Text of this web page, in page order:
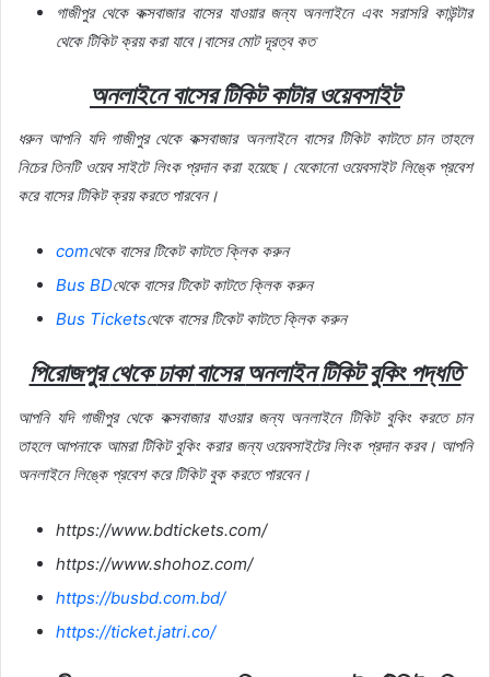
গাজীপুর থেকে কক্সবাজার বাসের যাওয়ার জন্য অনলাইনে এবং সরাসরি কাউন্টার
থেকে টিকিট ক্রয় করা যাবে।বাসের মোট দূরত্ব কত
অনলাইনেবাসেরটিকিটকাটারওয়েবসাইট
ধরুন আপনি যদি গাজীপুর থেকে কক্সবাজার অনলাইনে বাসের টিকিট কাটতে চান তাহলে
নিচেরতিনটি ওয়েবসাইটে লিংক প্রদানকরা হয়েছে। যেকোনো ওয়েবসাইট লিঙ্কে প্রবেশ
করেবাসেরটিকিটক্রয়করতেপারবেন।
comথেকেবাসেরটিকেটকাটতেক্লিককরুন
Bus BDথেকেবাসেরটিকেটকাটতেক্লিককরুন
Bus Ticketsথেকেবাসেরটিকেটকাটতেক্লিককরুন
পিরোজপুরথেকেঢাকাবাসেরঅনলাইনটিকিটবুকিংপদ্ধতি
আপনি যদি গাজীপুর থেকে কক্সবাজার যাওয়ার জন্য অনলাইনে টিকিট বুকিং করতে চান
তাহলে আপনাকে আমরাটিকিটবুকিং করার জন্যওয়েবসাইটেরলিংক প্রদানকরব। আপনি
অনলাইনেলিঙ্কে প্রবেশকরেটিকিটবুককরতেপারবেন।
https://www.bdtickets.com/
https://www.shohoz.com/
https://busbd.com.bd/
https://ticket.jatri.co/